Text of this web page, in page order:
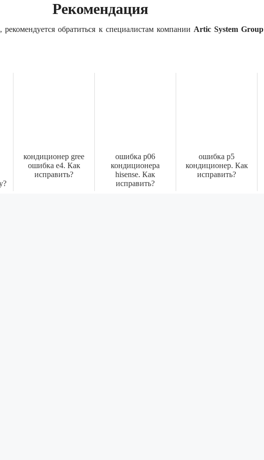
Рекомендация
обратиться к специалистам компании Artic System Group
кондиционер gree
ошибка е4. Как
исправить?
ошибка p06
кондиционера
hisense. Как
исправить?
ошибка p5
кондиционер. Как
исправить?